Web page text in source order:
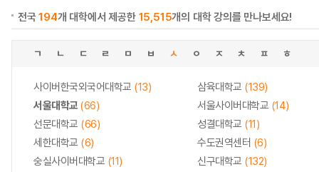
전국194개 대학에서 제공한 15,515개의 대학 강의를 만나보세요!
ㄱ ㄴ ㄷ ㄹ ㅁ ㅂ ㅅ ㅇ ㅈ ㅊ ㅍ ㅎ
사이버한국외국어대학교 (13) 삼육대학교 (139)
서울대학교(66) 서울사이버대학교 (14)
선문대학교 (66) 성결대학교 (11)
세한대학교 (6) 수도권역센터 (6)
숭실사이버대학교 (11) 신구대학교 (132)